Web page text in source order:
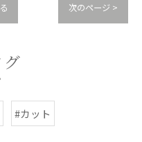
次のページ >
#カット